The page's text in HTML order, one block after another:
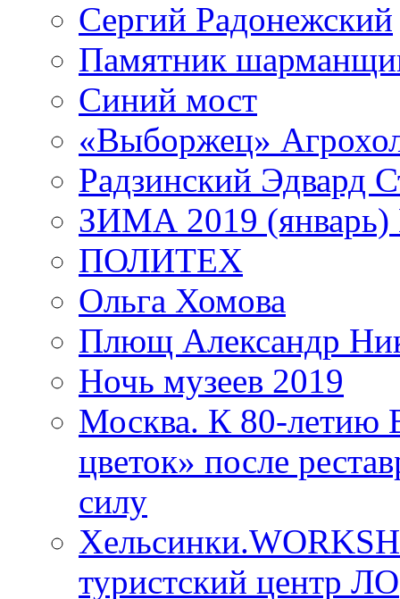
Сергий Радонежский
Памятник
Синий мост
«Выборжец»
Радзинский Эдвард
ЗИМА 2019 (январь)
ПОЛИТЕХ
Ольга Хомова
Плющ Александр
Ночь музеев 2019
Москва. К 80-
цветок» после
силу
туристский центр ЛО